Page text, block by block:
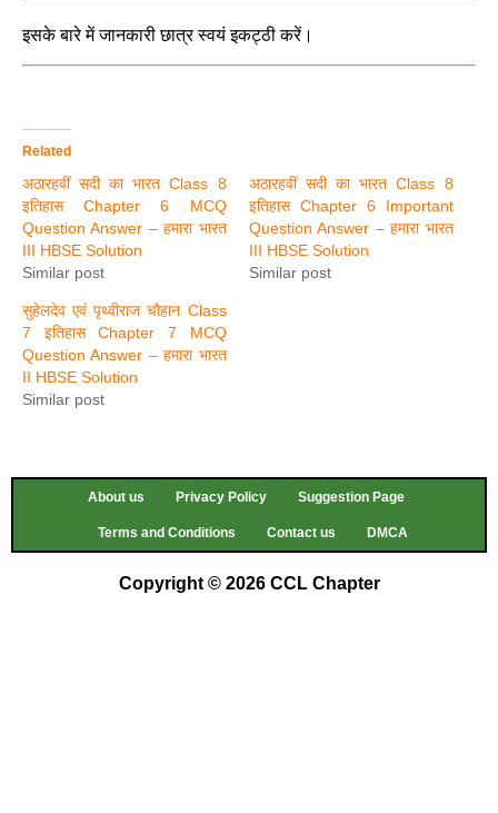
इसके बारे में जानकारी छात्र स्वयं इकट्ठी करें।
Related
अठारहवीं सदी का भारत Class 8
इतिहास Chapter 6 MCQ
Question Answer – हमारा भारत
III HBSE Solution
Similar post
अठारहवीं सदी का भारत Class 8
इतिहास Chapter 6 Important
Question Answer – हमारा भारत
III HBSE Solution
Similar post
सुहेलदेव एवं पृथ्वीराज चौहान Class
7 इतिहास Chapter 7 MCQ
Question Answer – हमारा भारत
II HBSE Solution
Similar post
About us Privacy Policy Suggestion Page
Terms and Conditions Contact us DMCA
Copyright © 2026 CCL Chapter